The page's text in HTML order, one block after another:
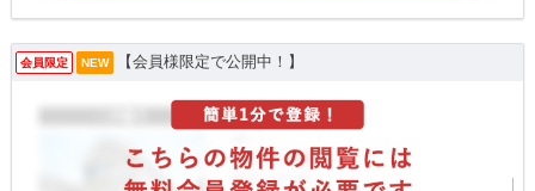
会員限定 NEW 【会員様限定で公開中！】